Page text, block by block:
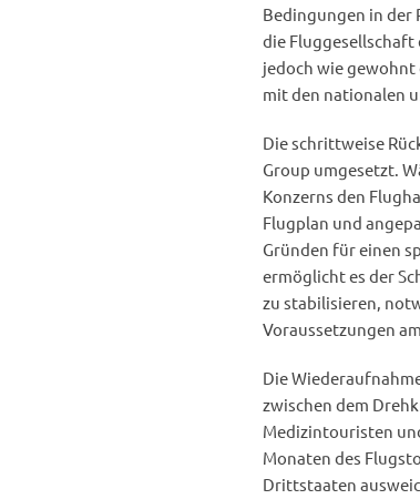
Bedingungen in
die
jedoch wie
mit den nationalen
Die schrittweise
Group umgesetzt.
Konzerns den
Flugplan und
Gründen für einen
ermöglicht es der
zu stabilisieren,
Voraussetzungen
Die
zwischen dem
Medizintouristen
Monaten des
Drittstaaten